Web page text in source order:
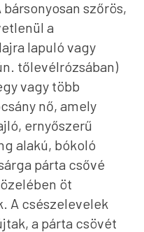
szőrös,
a
lapuló vagy
tőlevélrózsában)
vagy több
nő, amely
ernyőszerű
alakú, bókoló
párta csővé
öt
A csészelevelek
a párta csövét